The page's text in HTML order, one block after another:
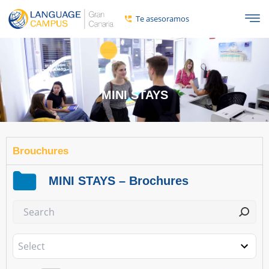
contenido
Te asesoramos
MINI STAYS
Brouchures
MINI STAYS – Brochures